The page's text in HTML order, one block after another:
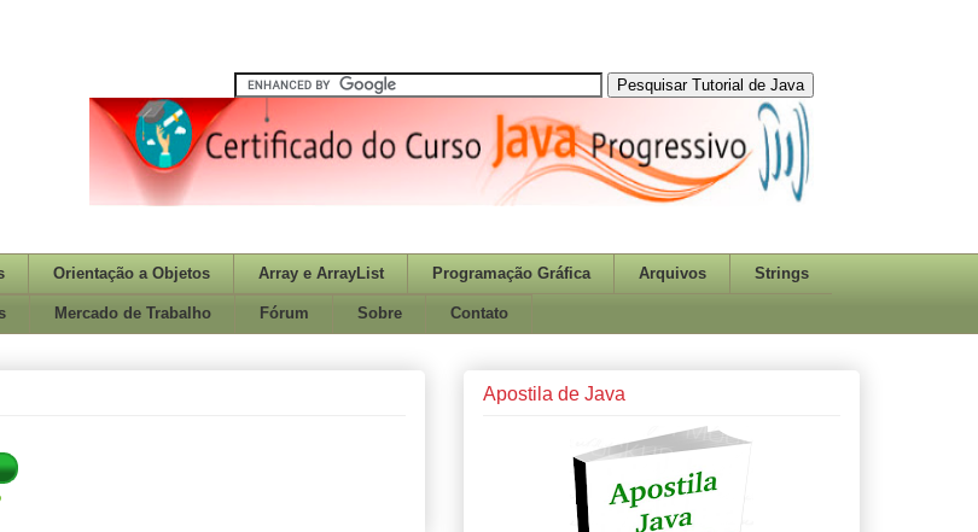
Orientação a Objetos Array e ArrayList Programação Gráfica Arquivos Strings
Mercado de Trabalho Fórum Sobre Contato
Apostila de Java